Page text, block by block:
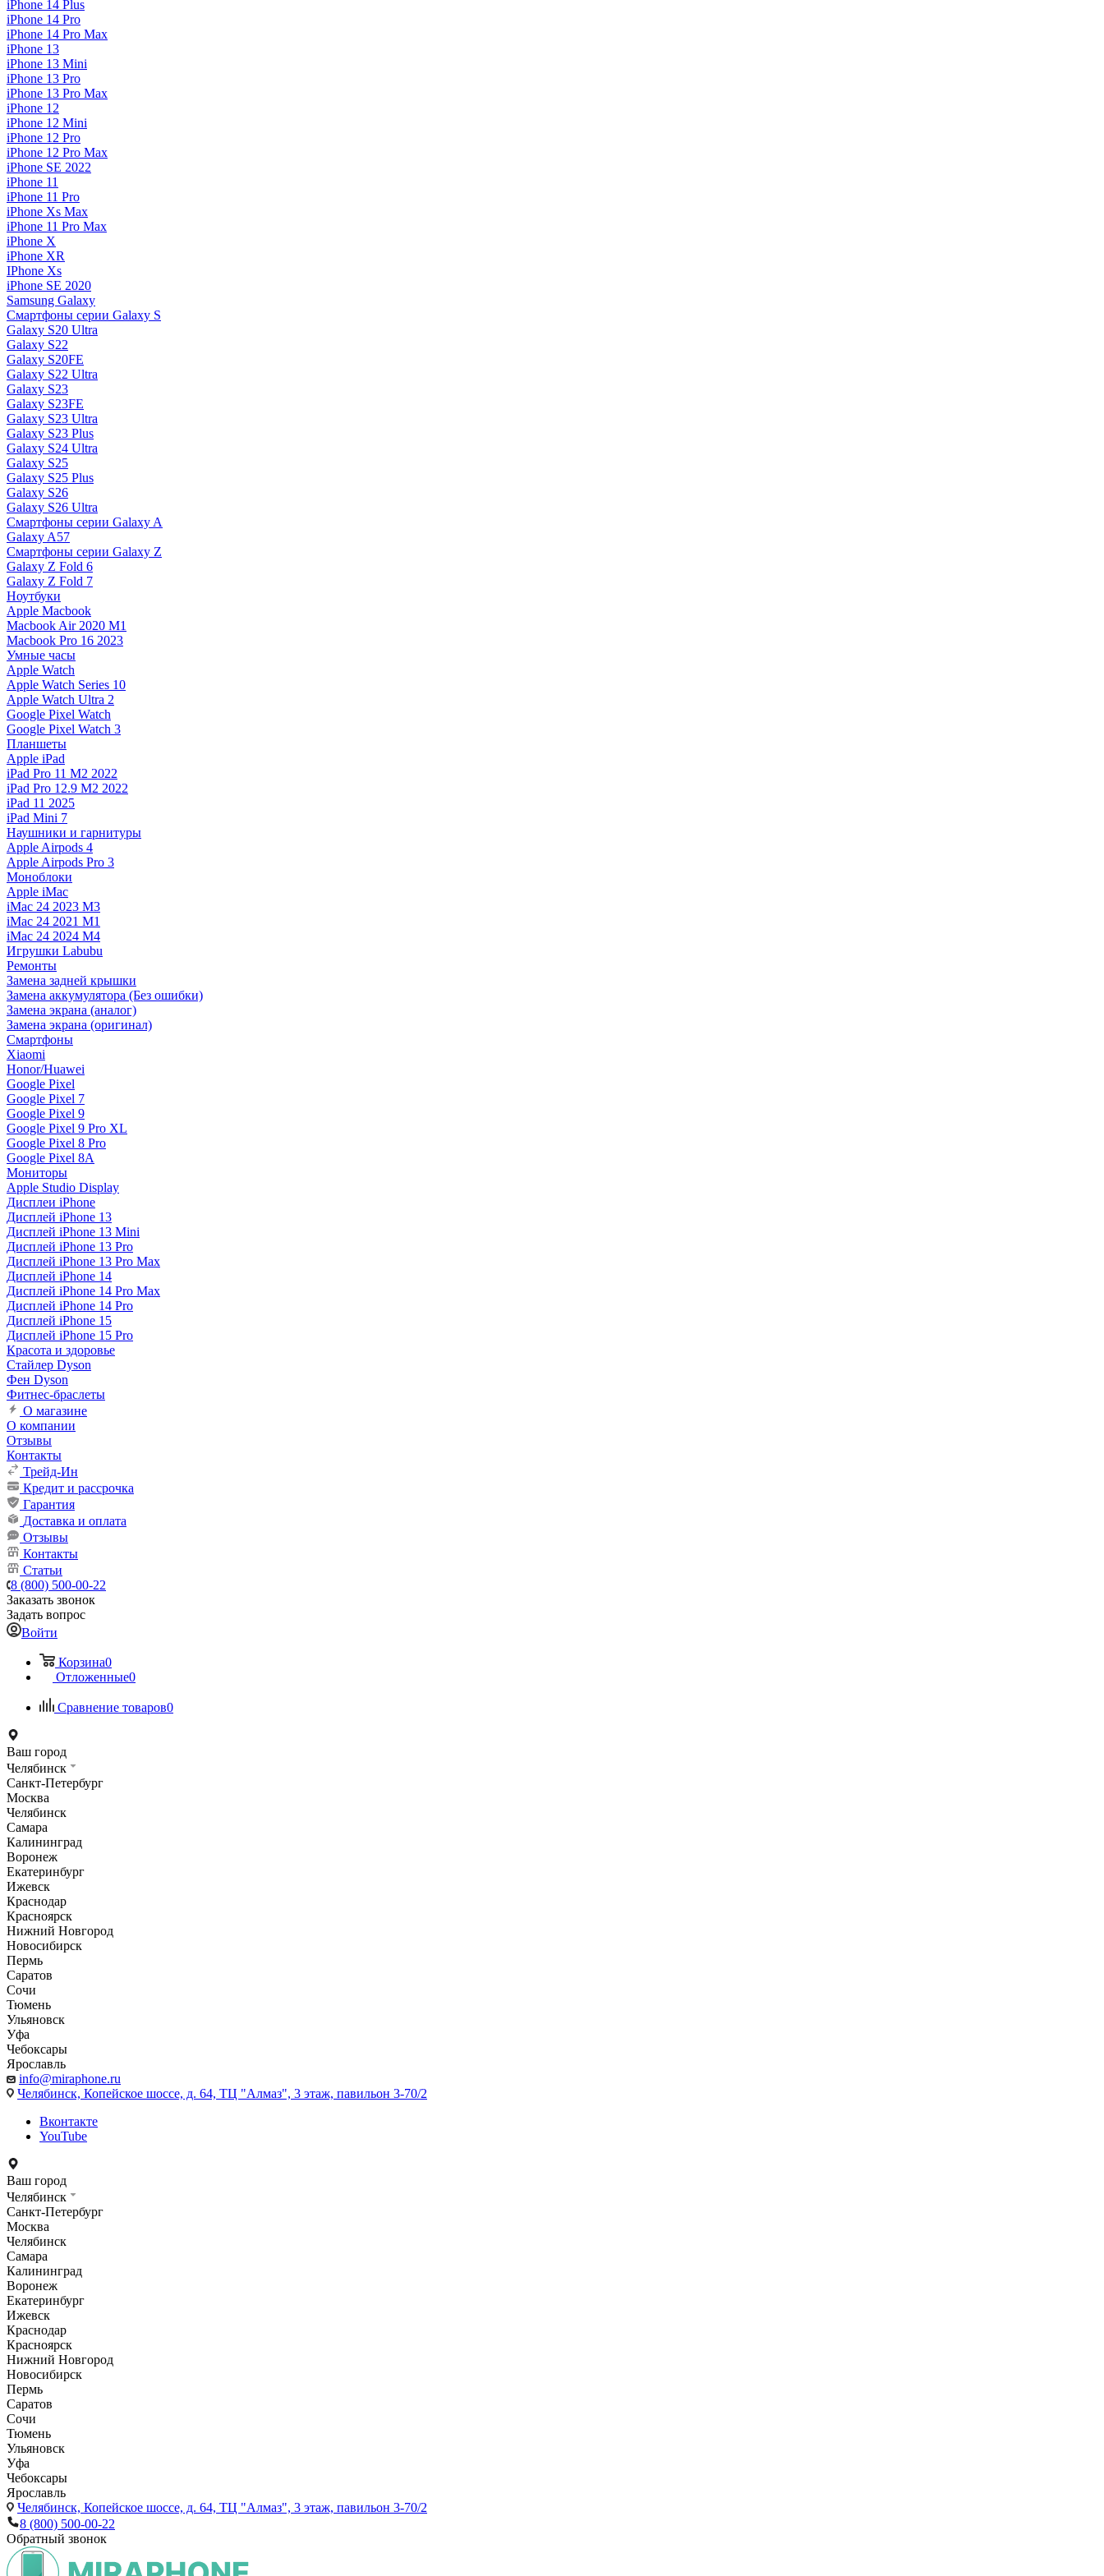
iPhone 14 Plus
iPhone 14 Pro
iPhone 14 Pro Max
iPhone 13
iPhone 13 Mini
iPhone 13 Pro
iPhone 13 Pro Max
iPhone 12
iPhone 12 Mini
iPhone 12 Pro
iPhone 12 Pro Max
iPhone SE 2022
iPhone 11
iPhone 11 Pro
iPhone Xs Max
iPhone 11 Pro Max
iPhone X
iPhone XR
IPhone Xs
iPhone SE 2020
Samsung Galaxy
Смартфоны серии Galaxy S
Galaxy S20 Ultra
Galaxy S22
Galaxy S20FE
Galaxy S22 Ultra
Galaxy S23
Galaxy S23FE
Galaxy S23 Ultra
Galaxy S23 Plus
Galaxy S24 Ultra
Galaxy S25
Galaxy S25 Plus
Galaxy S26
Galaxy S26 Ultra
Смартфоны серии Galaxy A
Galaxy A57
Смартфоны серии Galaxy Z
Galaxy Z Fold 6
Galaxy Z Fold 7
Ноутбуки
Apple Macbook
Macbook Air 2020 M1
Macbook Pro 16 2023
Умные часы
Apple Watch
Apple Watch Series 10
Apple Watch Ultra 2
Google Pixel Watch
Google Pixel Watch 3
Планшеты
Apple iPad
iPad Pro 11 M2 2022
iPad Pro 12.9 M2 2022
iPad 11 2025
iPad Mini 7
Наушники и гарнитуры
Apple Airpods 4
Apple Airpods Pro 3
Моноблоки
Apple iMac
iMac 24 2023 M3
iMac 24 2021 M1
iMac 24 2024 M4
Игрушки Labubu
Ремонты
Замена задней крышки
Замена аккумулятора (Без ошибки)
Замена экрана (аналог)
Замена экрана (оригинал)
Смартфоны
Xiaomi
Honor/Huawei
Google Pixel
Google Pixel 7
Google Pixel 9
Google Pixel 9 Pro XL
Google Pixel 8 Pro
Google Pixel 8A
Мониторы
Apple Studio Display
Дисплеи iPhone
Дисплей iPhone 13
Дисплей iPhone 13 Mini
Дисплей iPhone 13 Pro
Дисплей iPhone 13 Pro Max
Дисплей iPhone 14
Дисплей iPhone 14 Pro Max
Дисплей iPhone 14 Pro
Дисплей iPhone 15
Дисплей iPhone 15 Pro
Красота и здоровье
Стайлер Dyson
Фен Dyson
Фитнес-браслеты
О магазине
О компании
Отзывы
Контакты
Трейд-Ин
Кредит и рассрочка
Гарантия
Доставка и оплата
Отзывы
Контакты
Статьи
8 (800) 500-00-22
Заказать звонок
Задать вопрос
Войти
Корзина0
Отложенные0
Сравнение товаров0
Ваш город
Челябинск
Санкт-Петербург
Москва
Челябинск
Самара
Калининград
Воронеж
Екатеринбург
Ижевск
Краснодар
Красноярск
Нижний Новгород
Новосибирск
Пермь
Саратов
Сочи
Тюмень
Ульяновск
Уфа
Чебоксары
Ярославль
info@miraphone.ru
Челябинск, Копейское шоссе, д. 64, ТЦ "Алмаз", 3 этаж, павильон 3-70/2
Вконтакте
YouTube
Ваш город
Челябинск
Санкт-Петербург
Москва
Челябинск
Самара
Калининград
Воронеж
Екатеринбург
Ижевск
Краснодар
Красноярск
Нижний Новгород
Новосибирск
Пермь
Саратов
Сочи
Тюмень
Ульяновск
Уфа
Чебоксары
Ярославль
Челябинск, Копейское шоссе, д. 64, ТЦ "Алмаз", 3 этаж, павильон 3-70/2
8 (800) 500-00-22
Обратный звонок